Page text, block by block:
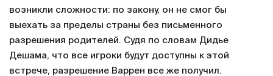
возникли сложности: по закону, он не смог бы
выехать за пределы страны без письменного
разрешения родителей. Судя по словам Дидье
Дешама, что все игроки будут доступны к этой
встрече, разрешение Варрен все же получил.